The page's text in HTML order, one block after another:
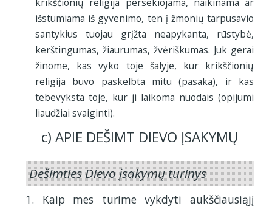
išstumiama iš gyvenimo, ten į žmonių tarpusavio
santykius tuojau grįžta neapykanta, rūstybė,
kerštingumas, žiaurumas, žvėriškumas. Juk gerai
žinome, kas vyko toje šalyje, kur krikščionių
religija buvo paskelbta mitu (pasaka), ir kas
tebevyksta toje, kur ji laikoma nuodais (opijumi
liaudžiai svaiginti).
c) APIE DEŠIMT DIEVO ĮSAKYMŲ
Dešimties Dievo įsakymų turinys
1. Kaip mes turime vykdyti aukščiausiąjį